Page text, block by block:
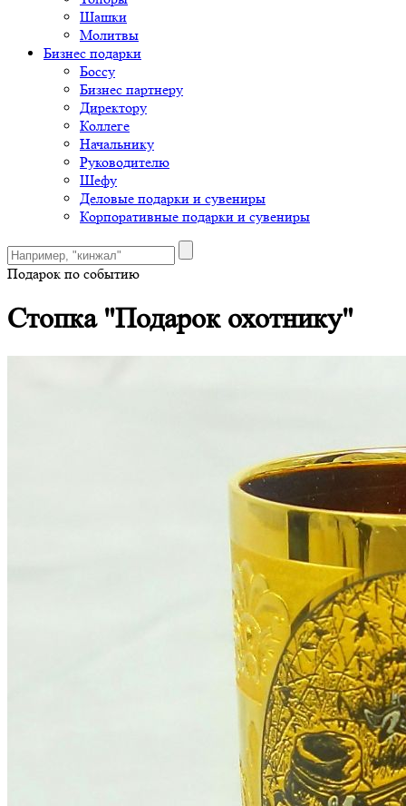
Шашки
Молитвы
Бизнес подарки
Боссу
Бизнес партнеру
Директору
Коллеге
Начальнику
Руководителю
Шефу
Деловые подарки и сувениры
Корпоративные подарки и сувениры
Подарок по событию
Стопка "Подарок охотнику"